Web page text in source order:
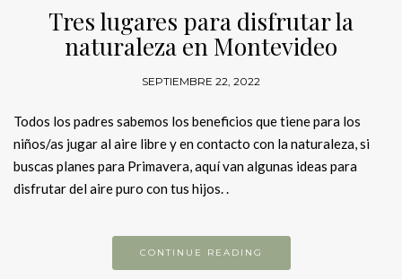
Tres lugares para disfrutar la
naturaleza en Montevideo
SEPTIEMBRE 22, 2022
Todos los padres sabemos los beneficios que tiene para los
niños/as jugar al aire libre y en contacto con la naturaleza, si
buscas planes para Primavera, aquí van algunas ideas para
disfrutar del aire puro con tus hijos. .
CONTINUE READING